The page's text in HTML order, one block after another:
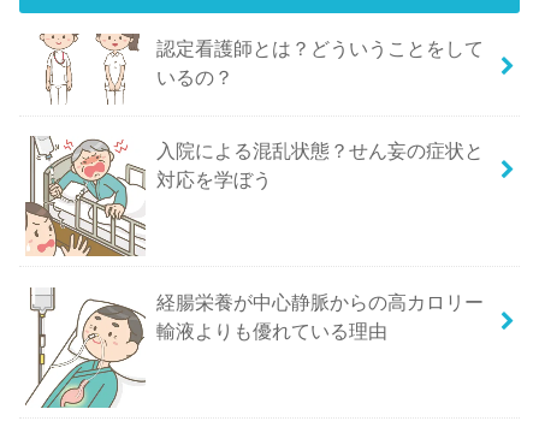
認定看護師とは？どういうことをして
いるの？
入院による混乱状態？せん妄の症状と
対応を学ぼう
経腸栄養が中心静脈からの高カロリー
輸液よりも優れている理由